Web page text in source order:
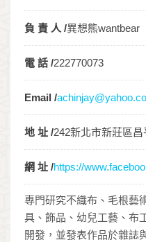
負 責 人 /異想熊wantbear
電 話 /222770073
Email /
地 址 /242新北市新莊區
網 址 /https://
專門研究不織布、毛根藝
具、飾品、幼兒工藝、布
開發，並發表作品於雜誌